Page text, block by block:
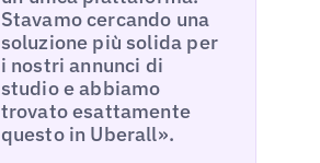
Stavamo cercando una
soluzione più solida per
i nostri annunci di
studio e abbiamo
trovato esattamente
questo in Uberall».